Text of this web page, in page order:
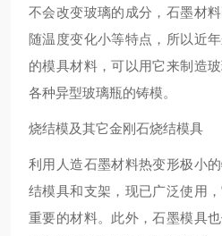
不会改变玻璃的成分，石墨材
随温度变化小等特点，所以近
的模具材料，可以用它来制造
各种异型玻璃瓶的铸模。
烧结模及其它金刚石烧结模具
利用人造石墨材料热变形极小
结模具和支架，现已广泛使用
重要的材料。此外，石墨模具